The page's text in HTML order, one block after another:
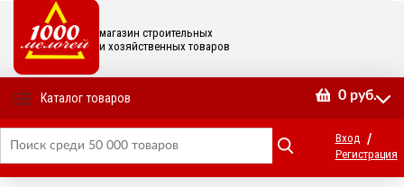
магазин строительных
и хозяйственных товаров
Каталог товаров 0 руб.
Вход /
Регистрация